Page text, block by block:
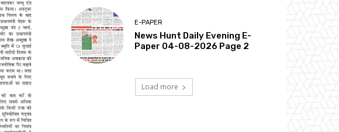
E-PAPER
News Hunt Daily Evening E-
Paper 04-08-2026 Page 2
Load more